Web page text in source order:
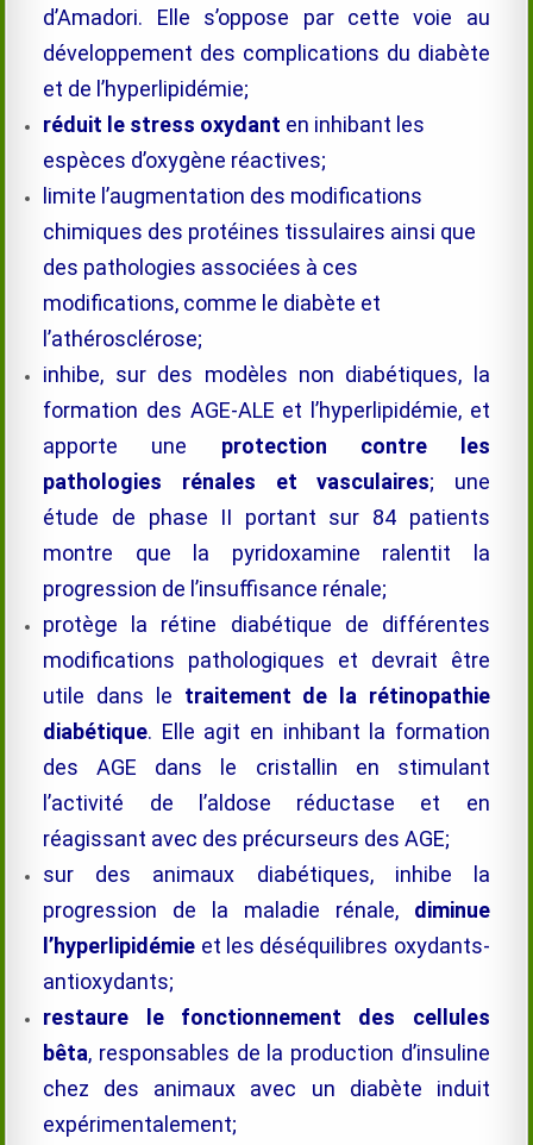
d’Amadori. Elle s’oppose par cette voie au
développement des complications du diabète
et de l’hyperlipidémie;
réduit le stress oxydant en inhibant les
espèces d’oxygène réactives;
limite l’augmentation des modifications
chimiques des protéines tissulaires ainsi que
des pathologies associées à ces
modifications, comme le diabète et
l’athérosclérose;
inhibe, sur des modèles non diabétiques, la
formation des AGE-ALE et l’hyperlipidémie, et
apporte une protection contre les
pathologies rénales et vasculaires; une
étude de phase II portant sur 84 patients
montre que la pyridoxamine ralentit la
progression de l’insuffisance rénale;
protège la rétine diabétique de différentes
modifications pathologiques et devrait être
utile dans le traitement de la rétinopathie
diabétique. Elle agit en inhibant la formation
des AGE dans le cristallin en stimulant
l’activité de l’aldose réductase et en
réagissant avec des précurseurs des AGE;
sur des animaux diabétiques, inhibe la
progression de la maladie rénale, diminue
l’hyperlipidémie et les déséquilibres oxydants-
antioxydants;
restaure le fonctionnement des cellules
bêta, responsables de la production d’insuline
chez des animaux avec un diabète induit
expérimentalement;